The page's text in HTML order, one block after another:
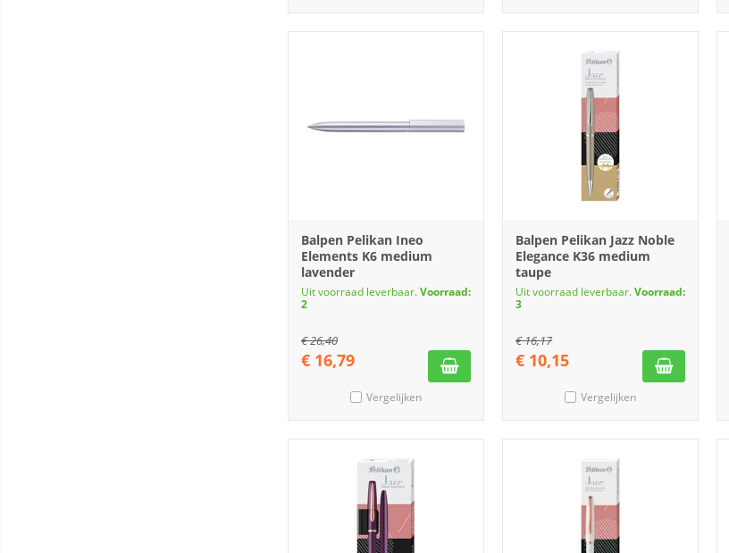
Balpen Pelikan Ineo
Elements K6 medium
lavender
Uit voorraad leverbaar.Voorraad:
2
€26,40
€ 16,79
Vergelijken
Balpen Pelikan Jazz Noble
Elegance K36 medium
taupe
Uit voorraad leverbaar.Voorraad:
3
€16,17
€ 10,15
Vergelijken